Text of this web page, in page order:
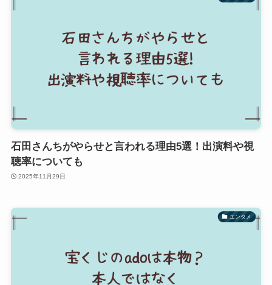
石田さんちがやらせと言われる理由5選！出演料や視
聴率についても
2025年11月29日
エンタメ